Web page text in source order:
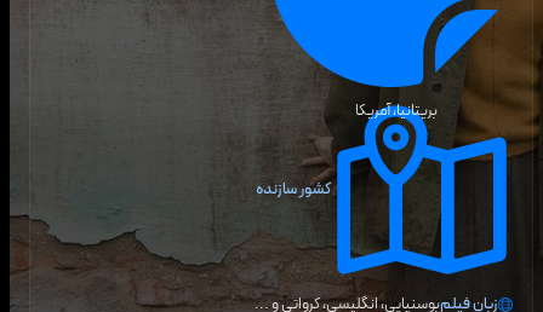
کشور سازنده
بریتانیا، آمریکا
زبان فیلمبوسنیایی، انگلیسی، کرواتیو ...